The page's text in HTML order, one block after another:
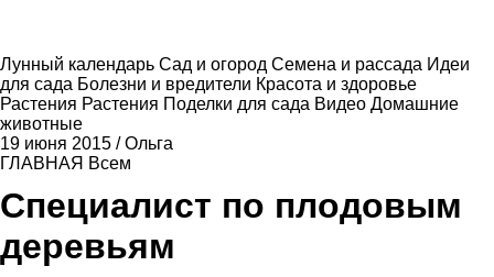
Лунный календарь Сад и огород Семена и рассада Идеи
для сада Болезни и вредители Красота и здоровье
Растения Растения Поделки для сада Видео Домашние
животные
19 июня 2015 /Ольга
ГЛАВНАЯ Всем
Специалист по плодовым
деревьям